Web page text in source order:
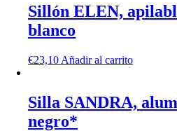
Sillón ELEN,
blanco
€23,10 Añadir al carrito
Silla SANDRA,
negro*